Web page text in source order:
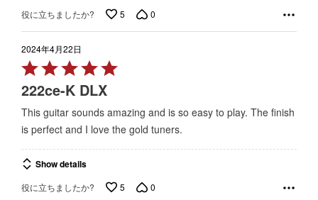
役に立ちましたか? 5 0
2024年4月22日
Rated
5
out
of
5
222ce-K DLX
This guitar sounds amazing and is so easy to play. The finish
is perfect and I love the gold tuners.
Show details
役に立ちましたか? 5 0